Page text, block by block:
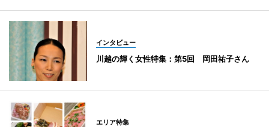
インタビュー
川越の輝く女性特集：第5回 岡田祐子さん
エリア特集